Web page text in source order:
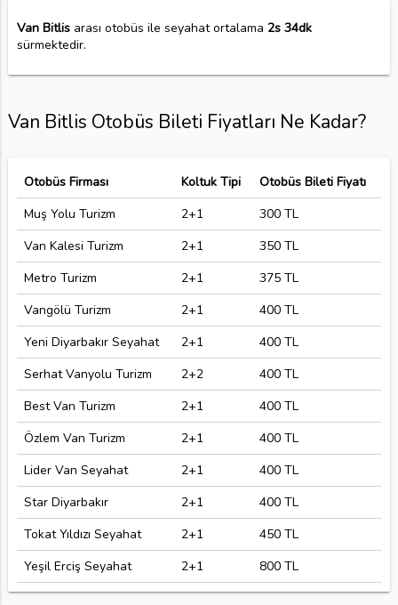
Van Bitlisarası otobüs ile seyahat ortalama 2s 34dk
sürmektedir.
Van Bitlis Otobüs Bileti Fiyatları Ne Kadar?
Otobüs Firması Koltuk Tipi
Otobüs Bileti Fiyatı
Muş Yolu Turizm
2+1
300 TL
Van Kalesi Turizm
2+1
350 TL
Metro Turizm
2+1
375 TL
Vangölü Turizm
2+1
400 TL
Yeni Diyarbakır Seyahat
2+1
400 TL
Serhat Vanyolu Turizm
2+2
400 TL
Best Van Turizm
2+1
400 TL
Özlem Van Turizm
2+1
400 TL
Lider Van Seyahat
2+1
400 TL
Star Diyarbakır
2+1
400 TL
Tokat Yıldızı Seyahat
2+1
450 TL
Yeşil Erciş Seyahat
2+1 800 TL